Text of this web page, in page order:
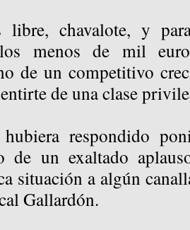
libre, chavalote, y
menos de mil
de un competitivo
de una clase
respondido
de un exaltado
situación a algún
Gallardón.